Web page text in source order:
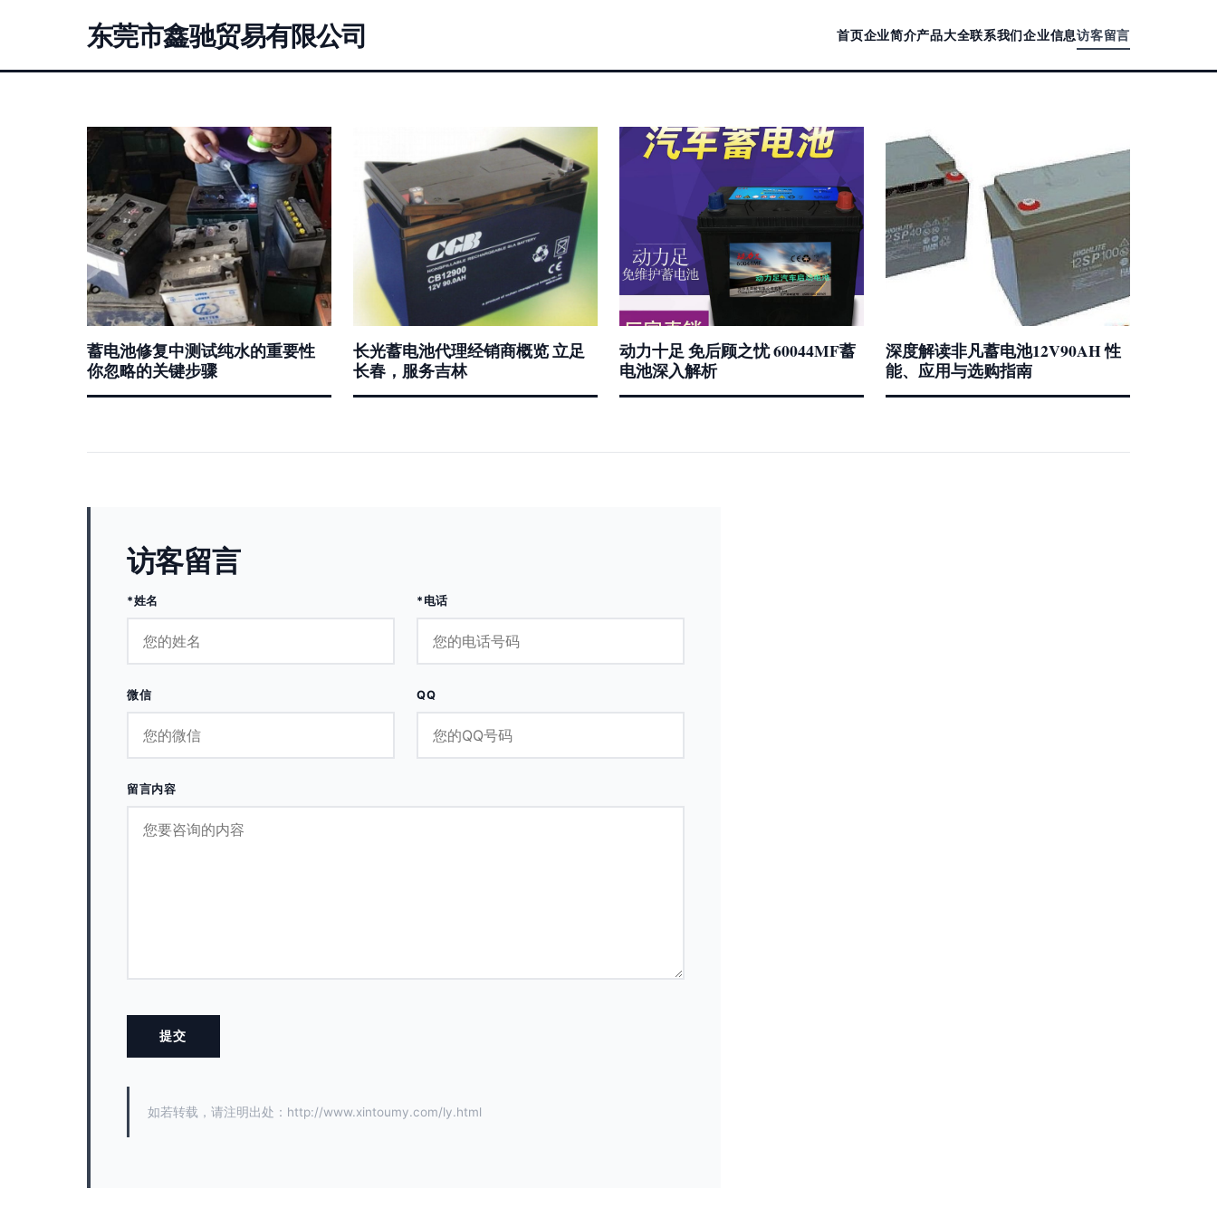
东莞市鑫驰贸易有限公司 首页企业简介产品大全联系我们企业信息访客留言
蓄电池修复中测试纯水的重要性
你忽略的关键步骤
长光蓄电池代理经销商概览 立足
长春，服务吉林
动力十足 免后顾之忧 60044MF蓄
电池深入解析
深度解读非凡蓄电池12V90AH 性
能、应用与选购指南
访客留言
*姓名 *电话
微信 QQ
留言内容
如若转载，请注明出处：http://www.xintoumy.com/ly.html